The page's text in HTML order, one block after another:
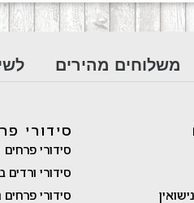
משלוחים מהירים
סידורי
סידורי פרחים
סידורי ורדים
סידורי פרחים